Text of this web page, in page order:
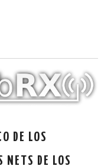
DE LOS
NETS DE LOS